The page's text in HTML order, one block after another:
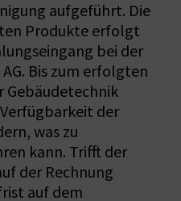
aufgeführt. Die
Produkte erfolgt
bei der
Bis zum erfolgten
Gebäudetechnik
Verfügbarkeit der
was zu
kann. Trifft der
der Rechnung
auf dem